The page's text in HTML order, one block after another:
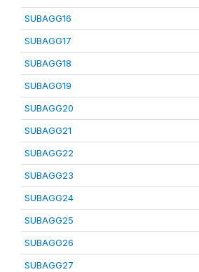
SUBAGG16
SUBAGG17
SUBAGG18
SUBAGG19
SUBAGG20
SUBAGG21
SUBAGG22
SUBAGG23
SUBAGG24
SUBAGG25
SUBAGG26
SUBAGG27